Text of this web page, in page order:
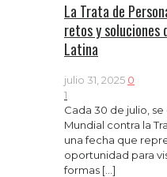
La Trata de
retos y soluciones
Latina
julio 31, 2025 0
1
Cada 30 de julio,
Mundial contra la
una fecha que
oportunidad para
formas […]